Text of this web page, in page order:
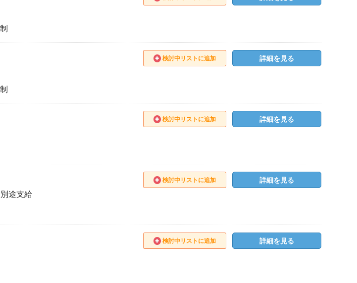
検討中リストに追加 詳細を見る
検討中リストに追加 詳細を見る
途支給
検討中リストに追加 詳細を見る
検討中リストに追加 詳細を見る